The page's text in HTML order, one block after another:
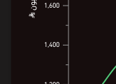
1,600
1,400
مليون ⃁
مليون ⃁